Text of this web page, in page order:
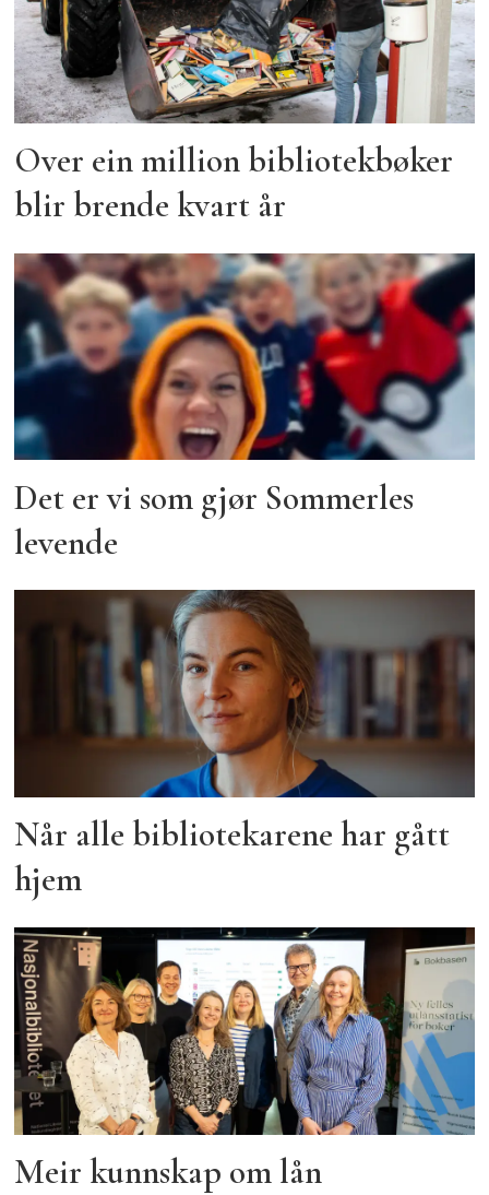
Over ein million bibliotekbøker
blir brende kvart år
Det er vi som gjør Sommerles
levende
Når alle bibliotekarene har gått
hjem
Meir kunnskap om lån